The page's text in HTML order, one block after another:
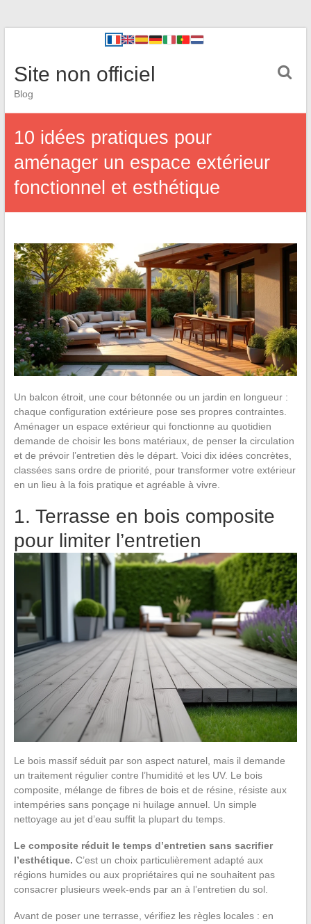
Site non officiel
Blog
10 idées pratiques pour
aménager un espace extérieur
fonctionnel et esthétique
Un balcon étroit, une cour bétonnée ou un jardin en longueur :
chaque configuration extérieure pose ses propres contraintes.
Aménager un espace extérieur qui fonctionne au quotidien
demande de choisir les bons matériaux, de penser la circulation
et de prévoir l’entretien dès le départ. Voici dix idées concrètes,
classées sans ordre de priorité, pour transformer votre extérieur
en un lieu à la fois pratique et agréable à vivre.
1. Terrasse en bois composite
pour limiter l’entretien
Le bois massif séduit par son aspect naturel, mais il demande
un traitement régulier contre l’humidité et les UV. Le bois
composite, mélange de fibres de bois et de résine, résiste aux
intempéries sans ponçage ni huilage annuel. Un simple
nettoyage au jet d’eau suffit la plupart du temps.
Le composite réduit le temps d’entretien sans sacrifier
l’esthétique. C’est un choix particulièrement adapté aux
régions humides ou aux propriétaires qui ne souhaitent pas
consacrer plusieurs week-ends par an à l’entretien du sol.
Avant de poser une terrasse, vérifiez les règles locales : en